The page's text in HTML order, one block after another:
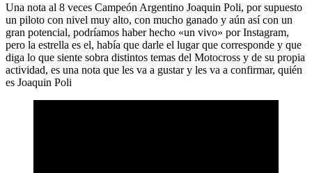
Una nota al 8 veces Campeón Argentino Joaquin Poli, por supuesto
un piloto con nivel muy alto, con mucho ganado y aún así con un
gran potencial, podríamos haber hecho «un vivo» por Instagram,
pero la estrella es el, había que darle el lugar que corresponde y que
diga lo que siente sobra distintos temas del Motocross y de su propia
actividad, es una nota que les va a gustar y les va a confirmar, quién
es Joaquin Poli